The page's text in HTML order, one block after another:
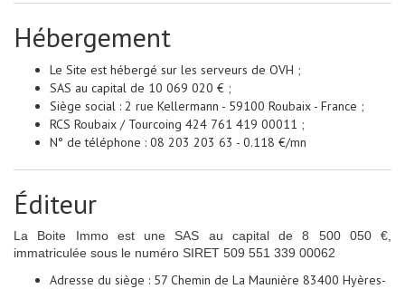
Hébergement
Le Site est hébergé sur les serveurs de OVH ;
SAS au capital de 10 069 020 € ;
Siège social : 2 rue Kellermann - 59100 Roubaix - France ;
RCS Roubaix / Tourcoing 424 761 419 00011 ;
N° de téléphone : 08 203 203 63 - 0.118 €/mn
Éditeur
La Boite Immo est une SAS au capital de 8 500 050 €,
immatriculée sous le numéro SIRET 509 551 339 00062
Adresse du siège : 57 Chemin de La Maunière 83400 Hyères-